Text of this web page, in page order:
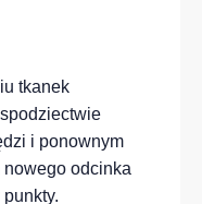
tkanek
i ponownym
odcinka